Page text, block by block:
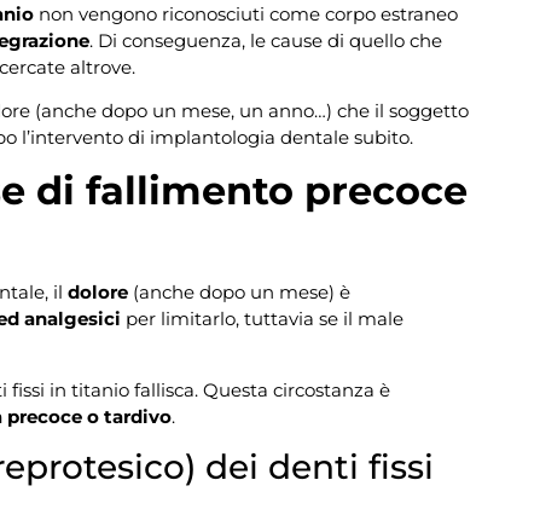
non vengono riconosciuti come corpo estraneo
. Di conseguenza, le cause di quello che
altrove.
(anche dopo un mese, un anno…) che il soggetto
l’intervento di implantologia dentale subito.
di fallimento precoce
il dolore (anche dopo un mese) è
analgesici per limitarlo, tuttavia se il male
in titanio fallisca. Questa circostanza è
o tardivo.
dei denti fissi